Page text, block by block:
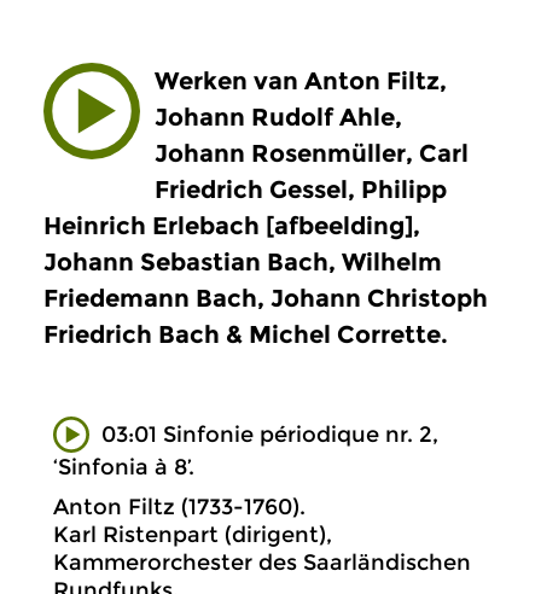
Werken van Anton Filtz,
Johann Rudolf Ahle,
Johann Rosenmüller, Carl
Friedrich Gessel, Philipp
Heinrich Erlebach [afbeelding],
Johann Sebastian Bach, Wilhelm
Friedemann Bach, Johann Christoph
Friedrich Bach & Michel Corrette.
03:01 Sinfonie périodique nr. 2,
‘Sinfonia à 8’.
Anton Filtz (1733-1760).
Karl Ristenpart (dirigent),
Kammerorchester des Saarländischen